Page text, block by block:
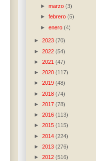
►marzo(3)
►febrero(5)
►enero(4)
► 2023 (70)
► 2022 (54)
► 2021 (47)
► 2020 (117)
► 2019 (48)
► 2018 (74)
► 2017 (78)
► 2016 (113)
► 2015 (115)
► 2014 (224)
► 2013 (276)
► 2012 (516)